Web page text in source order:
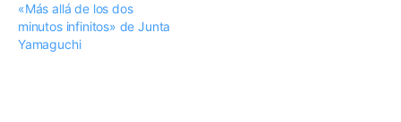
«Más allá de los dos
minutos infinitos» de Junta
Yamaguchi